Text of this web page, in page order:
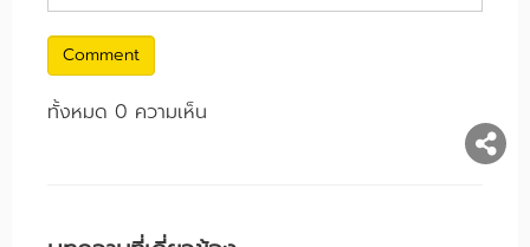
Comment
ทั้งหมด 0 ความเห็น